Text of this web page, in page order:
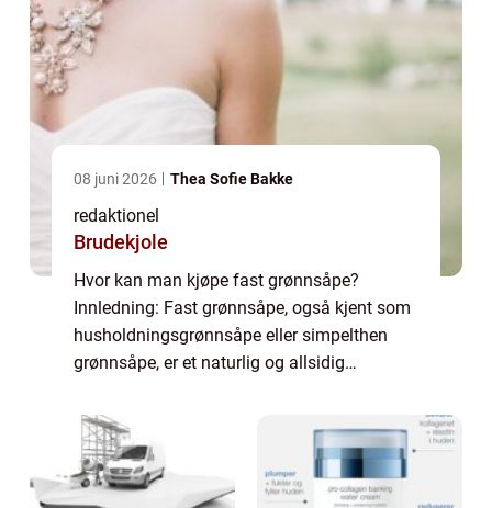
08 juni 2026 Thea Sofie Bakke
redaktionel
Brudekjole
Hvor kan man kjøpe fast grønnsåpe?
Innledning: Fast grønnsåpe, også kjent som
husholdningsgrønnsåpe eller simpelthen
grønnsåpe, er et naturlig og allsidig
århundrer. Det er kjent for sin effektivitet når
det gje...